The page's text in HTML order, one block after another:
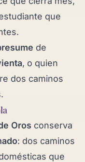
que
de
, o quien
dos caminos
Oros conserva
: dos caminos
que